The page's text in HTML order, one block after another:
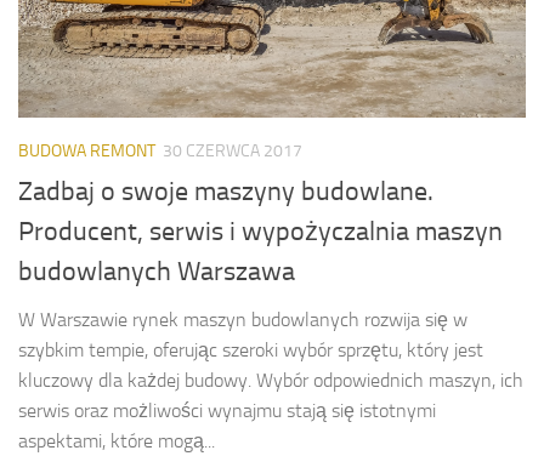
BUDOWA REMONT 30 CZERWCA 2017
Zadbaj o swoje maszyny budowlane.
Producent, serwis i wypożyczalnia maszyn
budowlanych Warszawa
W Warszawie rynek maszyn budowlanych rozwija się w
szybkim tempie, oferując szeroki wybór sprzętu, który jest
kluczowy dla każdej budowy. Wybór odpowiednich maszyn, ich
serwis oraz możliwości wynajmu stają się istotnymi
aspektami, które mogą...